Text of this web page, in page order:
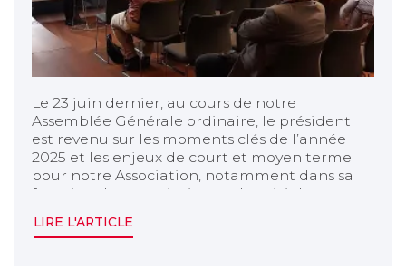
Le 23 juin dernier, au cours de notre
Assemblée Générale ordinaire, le président
est revenu sur les moments clés de l’année
2025 et les enjeux de court et moyen terme
pour notre Association, notamment dans sa
fonction de souscription et de suivi de
communauté affinitaire.
LIRE L'ARTICLE